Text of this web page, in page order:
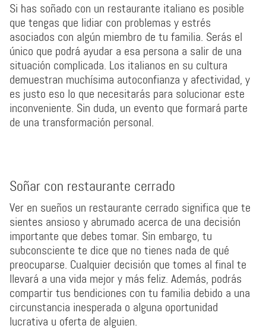
Si has soñado con un restaurante italiano es posible
que tengas que lidiar con problemas y estrés
asociados con algún miembro de tu familia. Serás el
único que podrá ayudar a esa persona a salir de una
situación complicada. Los italianos en su cultura
demuestran muchísima autoconfianza y afectividad, y
es justo eso lo que necesitarás para solucionar este
inconveniente. Sin duda, un evento que formará parte
de una transformación personal.
Soñar con restaurante cerrado
Ver en sueños un restaurante cerrado significa que te
sientes ansioso y abrumado acerca de una decisión
importante que debes tomar. Sin embargo, tu
subconsciente te dice que no tienes nada de qué
preocuparse. Cualquier decisión que tomes al final te
llevará a una vida mejor y más feliz. Además, podrás
compartir tus bendiciones con tu familia debido a una
circunstancia inesperada o alguna oportunidad
lucrativa u oferta de alguien.